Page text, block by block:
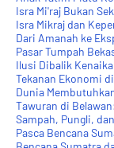
Isra Mi'raj Bukan
Isra Mikraj dan
Dari Amanah ke
Pasar Tumpah
Ilusi Dibalik
Tekanan Ekonomi
Dunia
Tawuran di
Sampah, Pungli,
Pasca Bencana